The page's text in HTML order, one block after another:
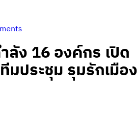
ลัง 16 องค์กร เปิด
ประชุม รุมรักเมือง